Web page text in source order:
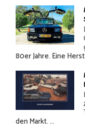
80er Jahre. Eine
den Markt. ...